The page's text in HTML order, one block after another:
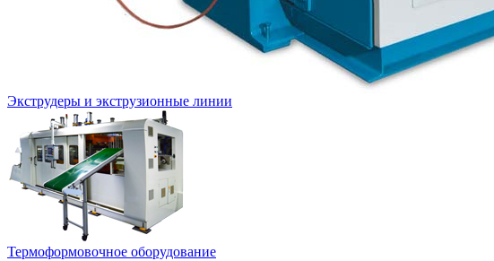
Экструдеры и экструзионные линии
Термоформовочное оборудование